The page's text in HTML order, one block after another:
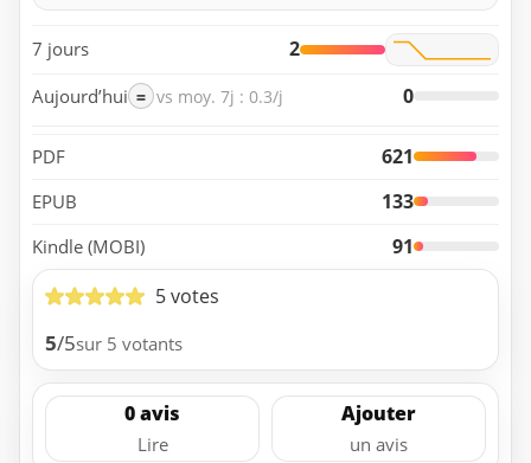
7 jours 2
Aujourd’hui = vs moy. 7j : 0.3/j 0
PDF 621
EPUB 133
Kindle (MOBI)
91
5 votes
5/5sur 5 votants
0 avis
Lire
Ajouter
un avis